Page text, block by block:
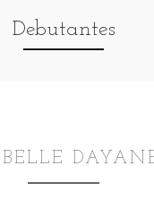
Debutantes